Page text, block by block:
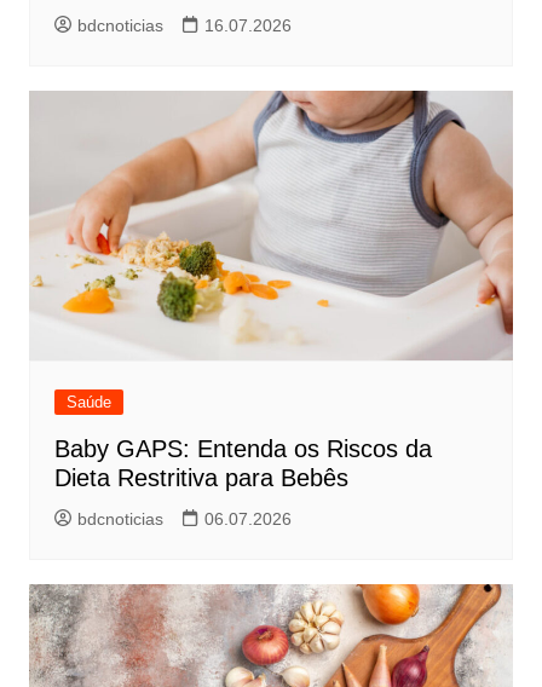
bdcnoticias 16.07.2026
Saúde
Baby GAPS: Entenda os Riscos da
Dieta Restritiva para Bebês
bdcnoticias 06.07.2026